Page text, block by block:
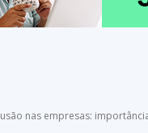
nas empresas: